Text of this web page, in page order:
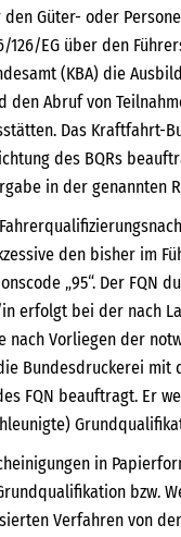
Güter- oder
126/EG über den
(KBA) die
den Abruf von
Das Kraftfahrt-
des BQRs
in der genannten
den bisher im
„95“. Der FQN
erfolgt bei der nach
nach Vorliegen der
Bundesdruckerei mit
FQN beauftragt. Er
in
bzw.
Verfahren von